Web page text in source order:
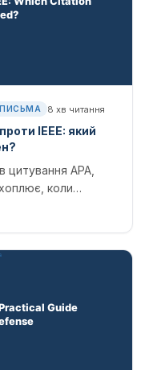
ПИСЬМА 8 хв читання
IEEE: який
цитування APA,
коли
інструменти AI